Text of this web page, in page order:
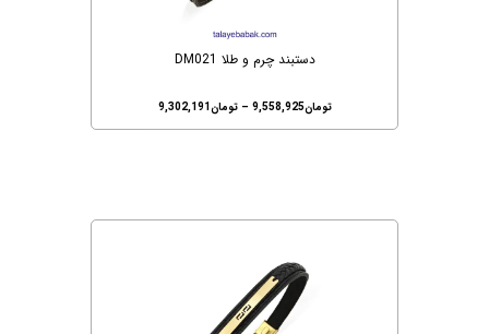
دستبند چرم و طلا DM021
تومان9,558,925
– تومان9,302,191